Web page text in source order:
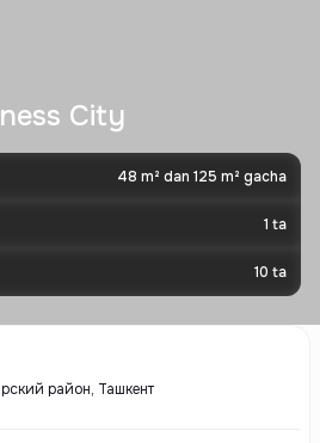
City
48 m² dan 125 m² gacha
1 ta
10 ta
район, Ташкент